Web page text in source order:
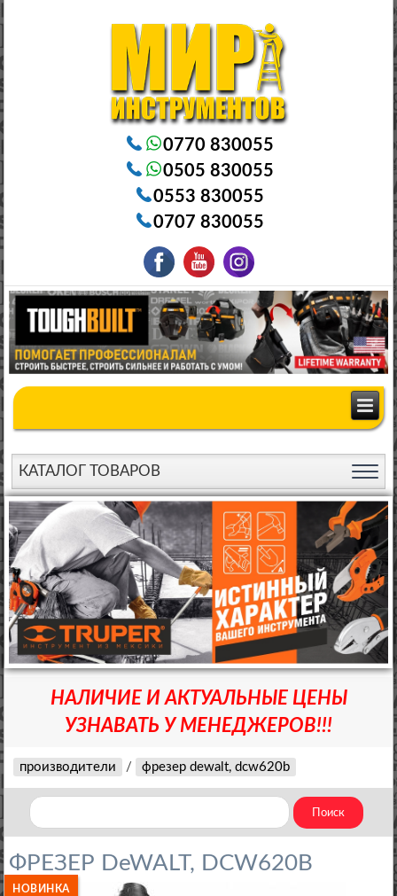
0770 830055
0505 830055
0553 830055
0707 830055
КАТАЛОГ ТОВАРОВ
НАЛИЧИЕ И АКТУАЛЬНЫЕ ЦЕНЫ
УЗНАВАТЬ У МЕНЕДЖЕРОВ!!!
производители / фрезер dewalt, dcw620b
ФРЕЗЕР DeWALT, DCW620B
НОВИНКА